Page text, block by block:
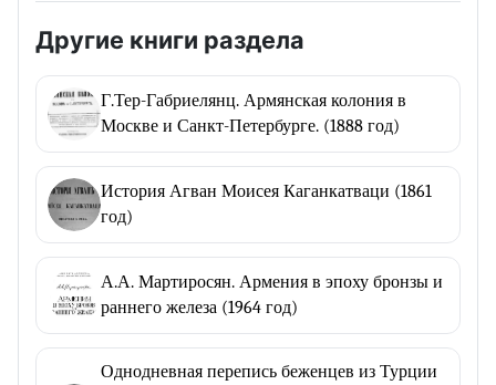
Другие книги раздела
Г.Тер-Габриелянц. Армянская колония в
Москве и Санкт-Петербурге. (1888 год)
История Агван Моисея Каганкатваци (1861
год)
А.А. Мартиросян. Армения в эпоху бронзы и
раннего железа (1964 год)
Однодневная перепись беженцев из Турции